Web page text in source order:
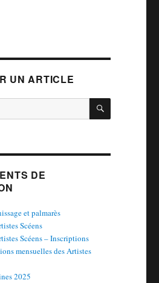
UN ARTICLE
DE
et palmarès
Scéens
Scéens – Inscriptions
mensuelles des Artistes
2025